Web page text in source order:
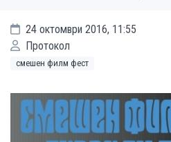
24 октомври 2016, 11:55
Протокол
смешен филм фест